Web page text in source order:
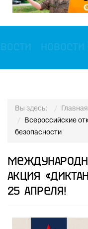
Новости
Вы здесь: Главная
Всероссийские
безопасности
акция
25 апреля!